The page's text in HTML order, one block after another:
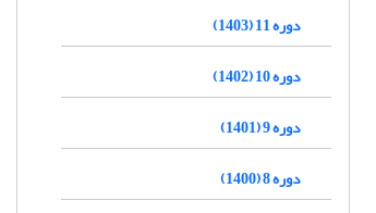
دوره 11 (1403)
دوره 10 (1402)
دوره 9 (1401)
دوره 8 (1400)